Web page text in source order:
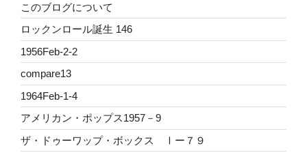
このブログについて
ロックンロール誕生 146
1956Feb-2-2
compare13
1964Feb-1-4
アメリカン・ポップス1957－9
ザ・ドゥーワップ・ボックス Ⅰー７９